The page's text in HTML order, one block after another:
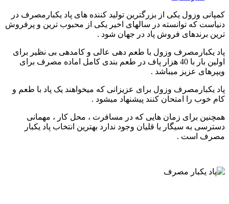
وزول یکی از بزرگترین تولید کننده های پاد یکبارمصرف در
که توانسته در سالهای اخیر یکی از محبوب ترین و پرفروش
برندهای فروش پاد در جهان شود .
یکبارمصرف وزول با طعم دهی عالی و کامدهی بی نظیر برای
اولین بار با 40 هزار پاف در طعم بندی کامل اماده مصرف برای
عزیز میباشد .
یکبارمصرف وزول برای عزیزانی که میخواهند یک پاد با طعم و
را امتحان کنند پیشنهاد میشود .
برای زمان هایی که در مسافرت ، محل کار ، مهمانی
به سیگار یا قلیان وجود ندارد بهترین انتخاب پاد یکبار
است .